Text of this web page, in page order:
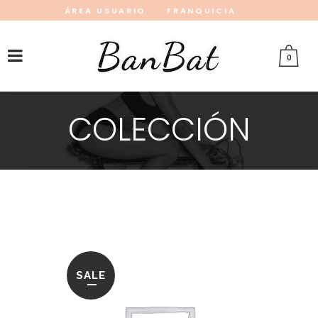
ÁREA USUARIO
FRANQUICIA
0
COLECCIÓN
SALE